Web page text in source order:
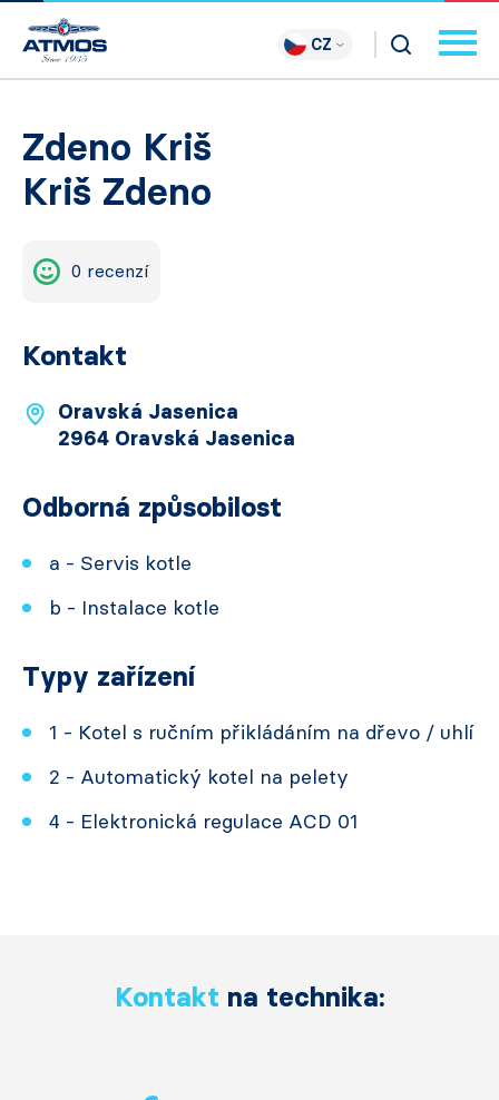
CZ
Zdeno Kriš
Kriš Zdeno
0 recenzí
Kontakt
Oravská Jasenica
2964 Oravská Jasenica
Odborná způsobilost
a - Servis kotle
b - Instalace kotle
Typy zařízení
1 - Kotel s ručním přikládáním na dřevo / uhlí
2 - Automatický kotel na pelety
4 - Elektronická regulace ACD 01
Kontakt na technika: